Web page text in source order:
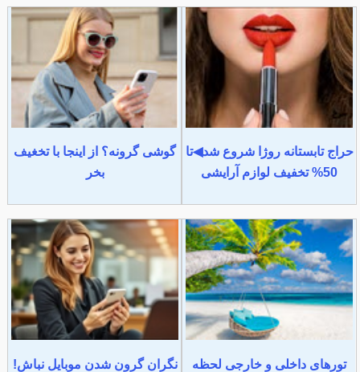
حراج تابستانه روژا شروع شد◀تا
50% تخفیف لوازم آرایشی
گوشی گرونه؟ از اینجا با تخغیف
بخر
تورهای داخلی و خارجی لحظه
نگران گرون شدن موبایل نباش!